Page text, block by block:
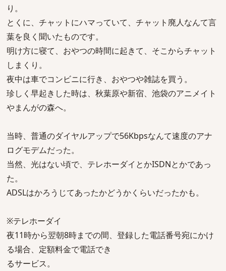
り。
とくに、チャットにハマっていて、チャット廃人なんて言
葉を良く聞いたものです。
明け方に寝て、おやつの時間に起きて、そこからチャット
しまくり。
夜中は車でコンビニに行き、おやつや雑誌を買う。
珍しく早起きした時は、秋葉原や新宿、池袋のアニメイト
やまんがの森へ。
当時、普通のダイヤルアップで56Kbpsなんて速度のアナ
ログモデムだった。
当然、光はない頃で、テレホーダイとかISDNとかであっ
た。
ADSLはかろうじてあったかどうかくらいだったかも。
※テレホーダイ
夜11時から翌朝8時までの間、登録した電話番号宛にかけ
る場合、定額料金で電話でき
るサービス。